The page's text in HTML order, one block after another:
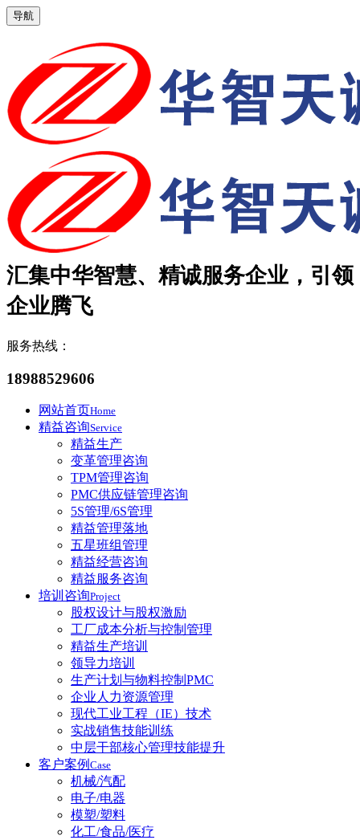
导航
汇集中华智慧、精诚服务企业，引领
企业腾飞
服务热线：
18988529606
网站首页Home
精益咨询Service
精益生产
变革管理咨询
TPM管理咨询
PMC供应链管理咨询
5S管理/6S管理
精益管理落地
五星班组管理
精益经营咨询
精益服务咨询
培训咨询Project
股权设计与股权激励
工厂成本分析与控制管理
精益生产培训
领导力培训
生产计划与物料控制PMC
企业人力资源管理
现代工业工程（IE）技术
实战销售技能训练
中层干部核心管理技能提升
客户案例 Case
机械/汽配
电子/电器
模塑/塑料
化工/食品/医疗